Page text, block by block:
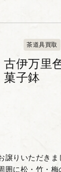
茶道具買取
古伊万里
菓子鉢
譲りいただきま
囲に松・竹・梅